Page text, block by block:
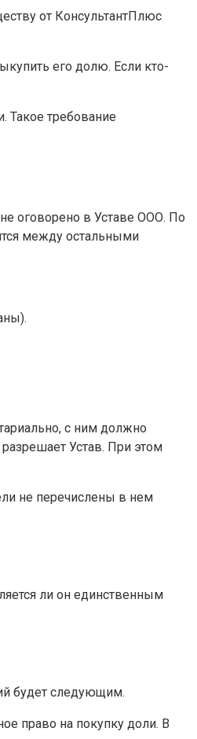
от КонсультантПлюс
его долю. Если кто-
Такое требование
оговорено в Уставе ООО. По
между остальными
с ним должно
Устав. При этом
не перечислены в нем
ли он единственным
будет следующим.
право на покупку доли. В